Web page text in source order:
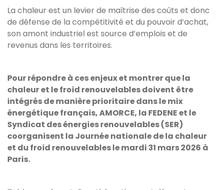
La chaleur est un levier de maîtrise des coûts et donc
de défense de la compétitivité et du pouvoir d’achat,
son amont industriel est source d’emplois et de
revenus dans les territoires.
Pour répondre à ces enjeux et montrer que la
chaleur et le froid renouvelables doivent être
intégrés de manière prioritaire dans le mix
énergétique français, AMORCE, la FEDENE et le
Syndicat des énergies renouvelables (SER)
coorganisent la Journée nationale de la chaleur
et du froid renouvelables le mardi 31 mars 2026 à
Paris.